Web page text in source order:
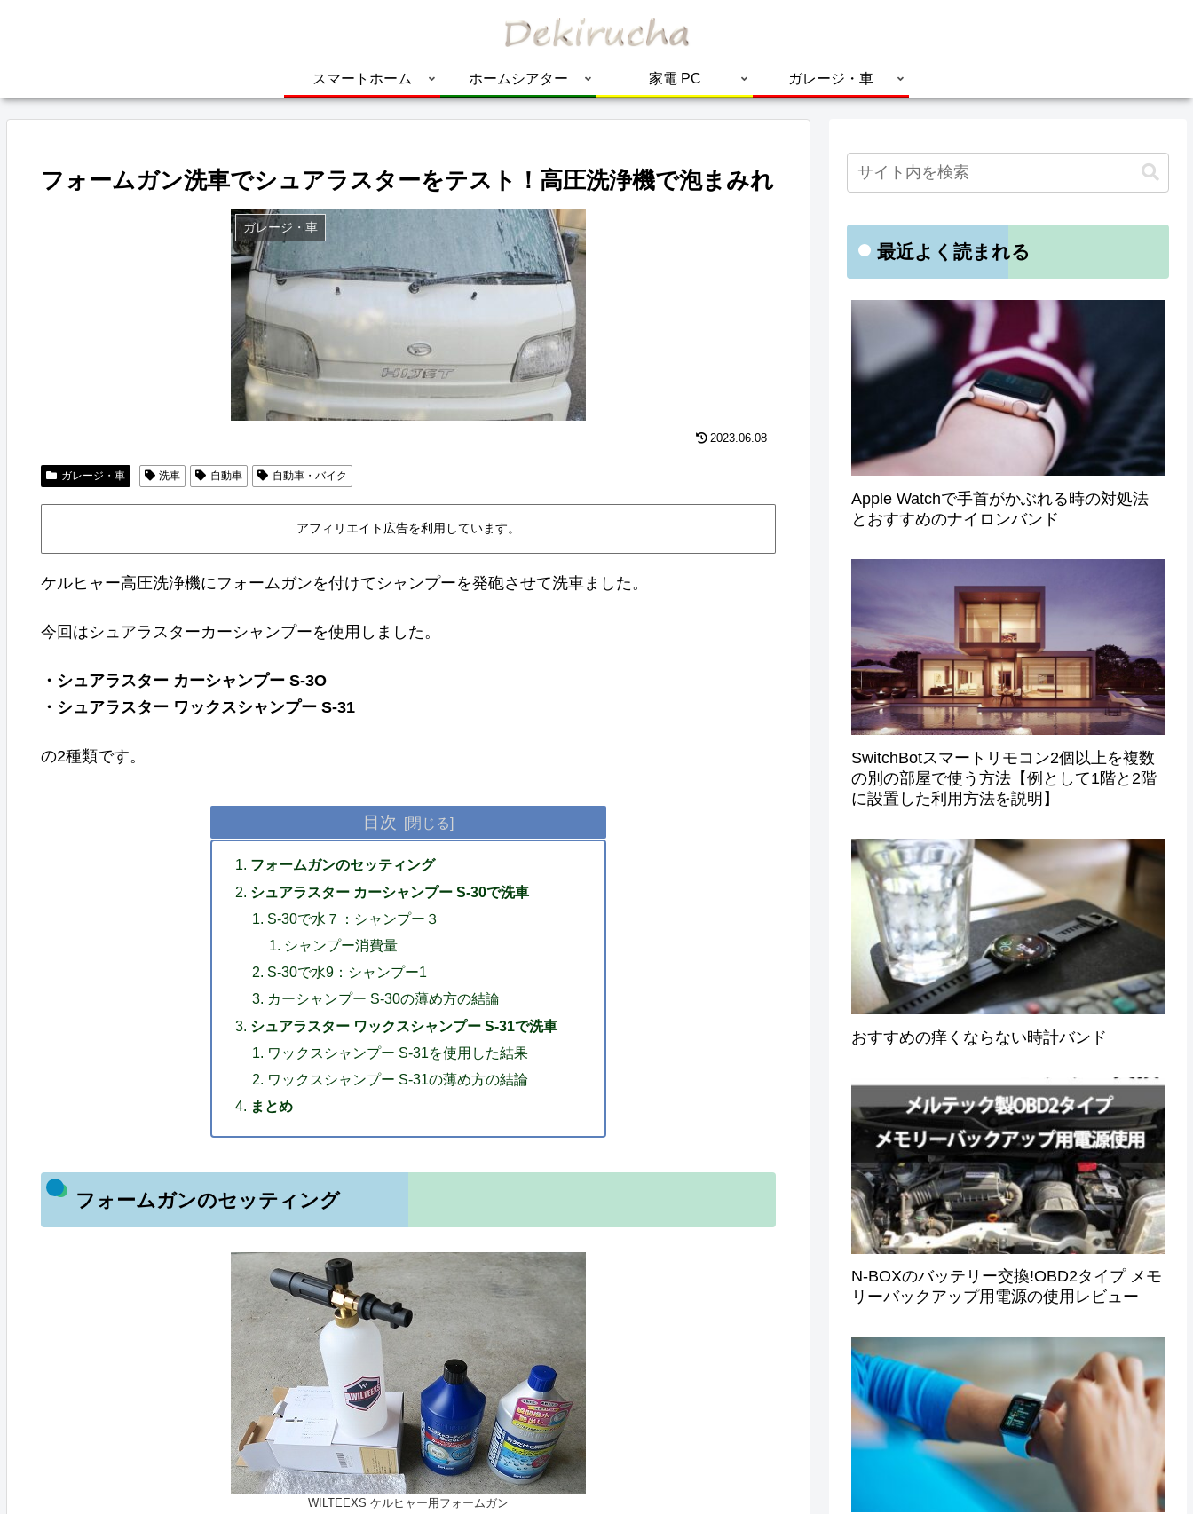
スマートホーム ホームシアター 家電 PC ガレージ・車
フォームガン洗車でシュアラスターをテスト！高圧洗浄機で泡まみれ
ガレージ・車
2023.06.08
ガレージ・車 洗車 自動車 自動車・バイク
アフィリエイト広告を利用しています。
ケルヒャー高圧洗浄機にフォームガンを付けてシャンプーを発砲させて洗車ました。
今回はシュアラスターカーシャンプーを使用しました。
・シュアラスター カーシャンプー S-3O
・シュアラスター ワックスシャンプー S-31
の2種類です。
目次
フォームガンのセッティング
シュアラスター カーシャンプー S-30で洗車
S-30で水７：シャンプー３
シャンプー消費量
S-30で水9：シャンプー1
カーシャンプー S-30の薄め方の結論
シュアラスター ワックスシャンプー S-31で洗車
ワックスシャンプー S-31を使用した結果
ワックスシャンプー S-31の薄め方の結論
まとめ
フォームガンのセッティング
WILTEEXS ケルヒャー用フォームガン
最近よく読まれる
Apple Watchで手首がかぶれる時の対処法
とおすすめのナイロンバンド
SwitchBotスマートリモコン2個以上を複数
の別の部屋で使う方法【例として1階と2階
に設置した利用方法を説明】
おすすめの痒くならない時計バンド
N-BOXのバッテリー交換!OBD2タイプ メモ
リーバックアップ用電源の使用レビュー